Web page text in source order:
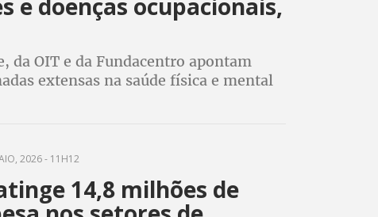
e doenças ocupacionais,
da OIT e da Fundacentro apontam
extensas na saúde física e mental
2026 - 11H12
14,8 milhões de